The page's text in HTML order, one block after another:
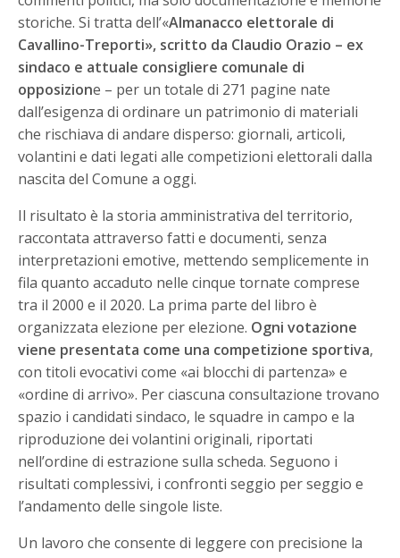
storiche. Si tratta dell’«Almanacco elettorale di
Cavallino-Treporti», scritto da Claudio Orazio – ex
sindaco e attuale consigliere comunale di
opposizione – per un totale di 271 pagine nate
dall’esigenza di ordinare un patrimonio di materiali
che rischiava di andare disperso: giornali, articoli,
volantini e dati legati alle competizioni elettorali dalla
nascita del Comune a oggi.
Il risultato è la storia amministrativa del territorio,
raccontata attraverso fatti e documenti, senza
interpretazioni emotive, mettendo semplicemente in
fila quanto accaduto nelle cinque tornate comprese
tra il 2000 e il 2020. La prima parte del libro è
organizzata elezione per elezione. Ogni votazione
viene presentata come una competizione sportiva,
con titoli evocativi come «ai blocchi di partenza» e
«ordine di arrivo». Per ciascuna consultazione trovano
spazio i candidati sindaco, le squadre in campo e la
riproduzione dei volantini originali, riportati
nell’ordine di estrazione sulla scheda. Seguono i
risultati complessivi, i confronti seggio per seggio e
l’andamento delle singole liste.
Un lavoro che consente di leggere con precisione la